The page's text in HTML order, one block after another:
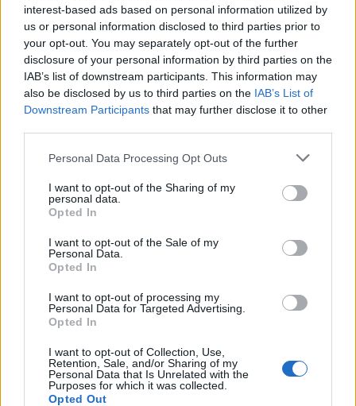
interest-based ads based on personal information utilized by
us or personal information disclosed to third parties prior to
your opt-out. You may separately opt-out of the further
disclosure of your personal information by third parties on the
IAB’s list of downstream participants. This information may
also be disclosed by us to third parties on the IAB’s List of
Downstream Participants that may further disclose it to other
Please note that this website/app uses one or more Google
not limited to your visit or usage behaviour. You may click to
grant or deny consent to Google and its third-party tags to
use your data for below specified purposes in below Google
consent section.
Personal Data Processing Opt Outs
I want to opt-out of the Sharing of my
personal data.
Opted In
I want to opt-out of the Sale of my
Personal Data.
Opted In
I want to opt-out of processing my
Personal Data for Targeted Advertising.
Opted In
I want to opt-out of Collection, Use,
Retention, Sale, and/or Sharing of my
Personal Data that Is Unrelated with the
Purposes for which it was collected.
Opted Out
Η πρώτη από αυτές τις εξαιρέσεις είναι ανήμερα
έχει καθιερωθεί η 25η Μαρτίου.
Πρόκειται για μια χαρμόσυνη εορτή μέσα στην
περίοδο του πένθους της Σαρακοστής και επειδή
είναι θεομητορική εορτή, αφιερωμένη στην Παναγία
και ως εκ τούτου ιδιαίτερα σημαντική, καταλύονται
το ψάρι, το έλαιο και ο οίνος.
Όσον αφορά τη δεύτερη ημέρα διαφοροποίησης